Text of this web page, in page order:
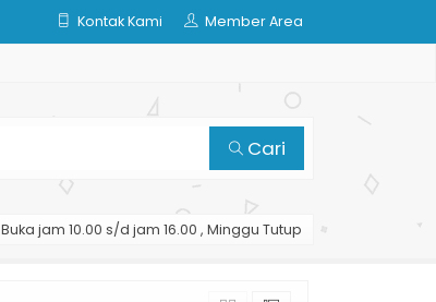
Kontak Kami Member Area
Cari
Buka jam 10.00 s/d jam 16.00 , Minggu Tutup